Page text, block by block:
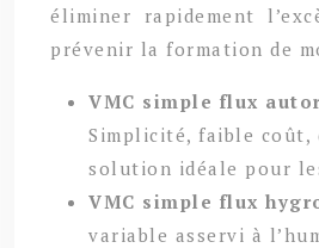
éliminer rapidement
prévenir la formation de
VMC simple flux
Simplicité, faible coût,
solution idéale pour
VMC simple flux
variable asservi à